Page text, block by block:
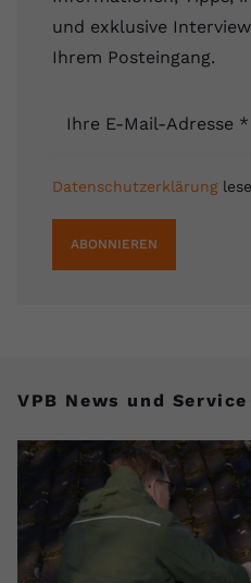
und exklusive
Ihrem Posteingang.
Ihre E-Mail-Adresse *
Datenschutzerklärung
ABONNIEREN
VPB News und Service
Daten
Videos von
Laufzeit Session